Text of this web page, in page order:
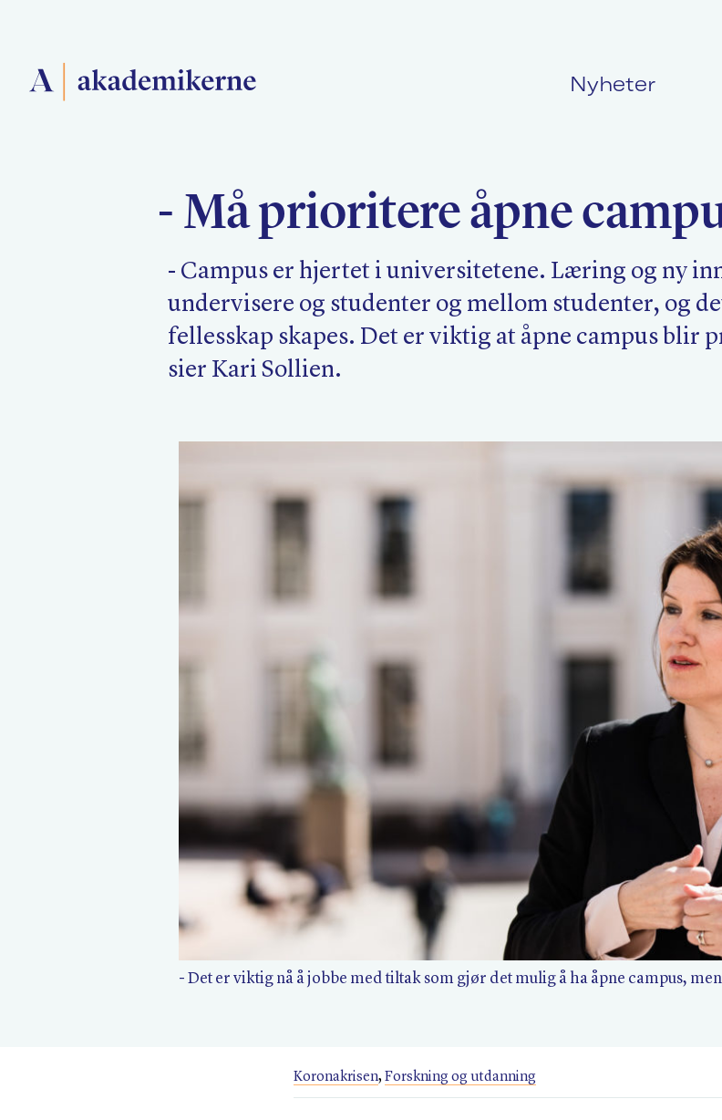
Nyheter
Medlemsforeninger Kurs og konferanser
Akademikerne Pluss Nyheter
- Må prioritere åpne
- Campus er hjertet i universitetene. Læring og ny
undervisere og studenter og mellom studenter, og
fellesskap skapes. Det er viktig at åpne campus
sier Kari Sollien.
- Det er viktig nå å jobbe med tiltak som gjør det mulig å ha åpne campus,
Koronakrisen, Forskning og utdanning